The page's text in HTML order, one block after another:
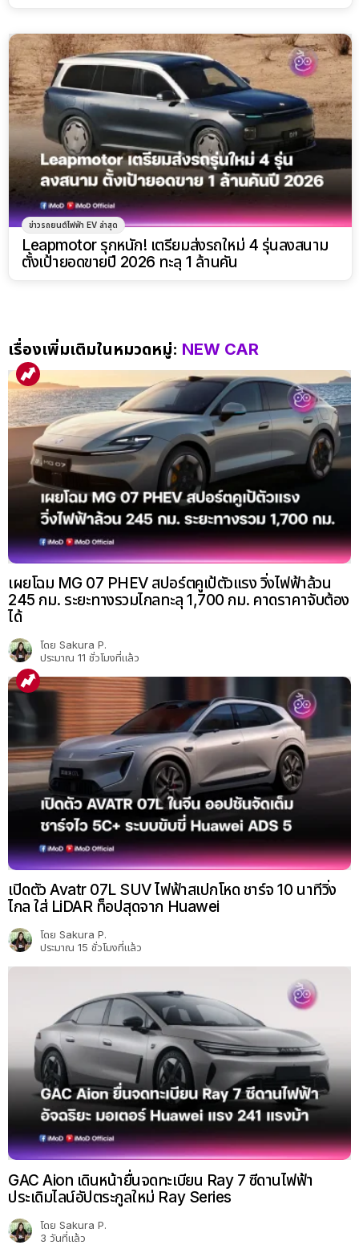
ข่าวรถยนต์ไฟฟ้า EV ล่าสุด
Leapmotor รุกหนัก! เตรียมส่งรถใหม่ 4 รุ่นลงสนาม
ตั้งเป้ายอดขายปี 2026 ทะลุ 1 ล้านคัน
เรื่องเพิ่มเติมในหมวดหมู่: NEW CAR
เผยโฉม MG 07 PHEV สปอร์ตคูเป้ตัวแรง วิ่งไฟฟ้าล้วน
245 กม. ระยะทางรวมไกลทะลุ 1,700 กม. คาดราคาจับต้อง
ได้
โดย Sakura P.
ประมาณ 11 ชั่วโมงที่แล้ว
เปิดตัว Avatr 07L SUV ไฟฟ้าสเปกโหด ชาร์จ 10 นาทีวิ่ง
ไกล ใส่ LiDAR ท็อปสุดจาก Huawei
โดย Sakura P.
ประมาณ 15 ชั่วโมงที่แล้ว
GAC Aion เดินหน้ายื่นจดทะเบียน Ray 7 ซีดานไฟฟ้า
ประเดิมไลน์อัปตระกูลใหม่ Ray Series
โดย Sakura P.
3 วันที่แล้ว